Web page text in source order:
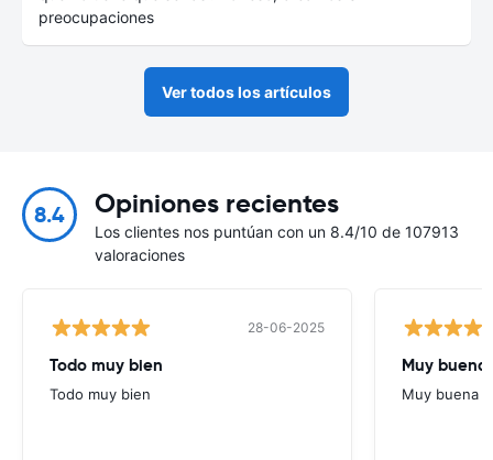
preocupaciones
Ver todos los artículos
8.4 Opiniones recientes
Los clientes nos puntúan con un 8.4/10 de 107913
valoraciones
28-06-2025
Todo muy bien
Todo muy bien
Muy buena
Muy buena